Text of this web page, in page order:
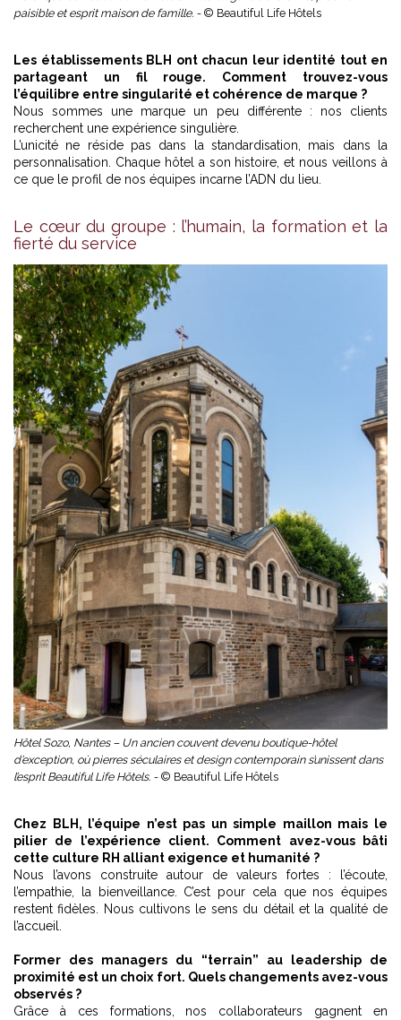
paisible et esprit maison de famille. - © Beautiful Life Hôtels
Les établissements BLH ont chacun leur identité tout en
partageant un fil rouge. Comment trouvez-vous
l’équilibre entre singularité et cohérence de marque ?
Nous sommes une marque un peu différente : nos clients
recherchent une expérience singulière.
L’unicité ne réside pas dans la standardisation, mais dans la
personnalisation. Chaque hôtel a son histoire, et nous veillons à
ce que le profil de nos équipes incarne l’ADN du lieu.
Le cœur du groupe : l’humain, la formation et la
fierté du service
Hôtel Sozo, Nantes – Un ancien couvent devenu boutique-hôtel
d’exception, où pierres séculaires et design contemporain s’unissent dans
l’esprit Beautiful Life Hôtels. - © Beautiful Life Hôtels
Chez BLH, l’équipe n’est pas un simple maillon mais le
pilier de l’expérience client. Comment avez-vous bâti
cette culture RH alliant exigence et humanité ?
Nous l’avons construite autour de valeurs fortes : l’écoute,
l’empathie, la bienveillance. C’est pour cela que nos équipes
restent fidèles. Nous cultivons le sens du détail et la qualité de
l’accueil.
Former des managers du “terrain” au leadership de
proximité est un choix fort. Quels changements avez-vous
observés ?
Grâce à ces formations, nos collaborateurs gagnent en